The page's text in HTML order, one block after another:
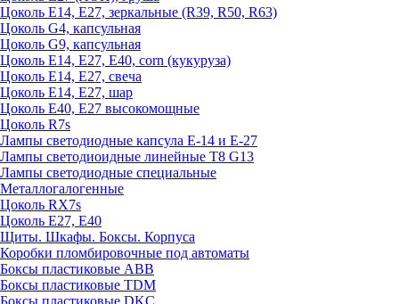
Цоколь Е14, Е27, зеркальные (R39, R50, R63)
Цоколь G4, капсульная
Цоколь G9, капсульная
Цоколь Е14, Е27, Е40, corn (кукуруза)
Цоколь Е14, Е27, свеча
Цоколь Е14, Е27, шар
Цоколь Е40, Е27 высокомощные
Цоколь R7s
Лампы светодиодные капсула Е-14 и Е-27
Лампы светодиоидные линейные T8 G13
Лампы светодиодные специальные
Металлогалогенные
Цоколь RX7s
Цоколь Е27, E40
Щиты. Шкафы. Боксы. Корпуса
Коробки пломбировочные под автоматы
Боксы пластиковые ABB
Боксы пластиковые TDM
Боксы пластиковые DKC